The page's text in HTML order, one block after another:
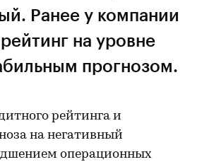
Ранее у компании
на уровне
прогнозом.
рейтинга и
на негативный
операционных